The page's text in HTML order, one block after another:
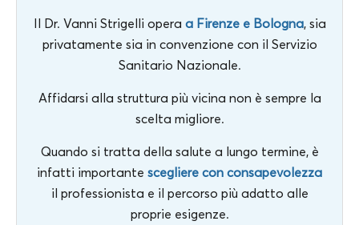
Il Dr. Vanni Strigelli opera a Firenze e Bologna, sia
privatamente sia in convenzione con il Servizio
Sanitario Nazionale.
Affidarsi alla struttura più vicina non è sempre la
scelta migliore.
Quando si tratta della salute a lungo termine, è
infatti importante scegliere con consapevolezza
il professionista e il percorso più adatto alle
proprie esigenze.